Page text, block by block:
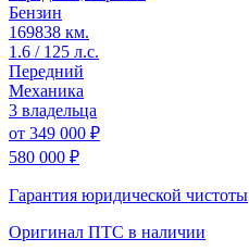
Бензин
169838 км.
1.6 / 125 л.с.
Передний
Механика
3 владельца
от 349 000 ₽
580 000 ₽
Гарантия юридической чистоты
Оригинал ПТС в наличии